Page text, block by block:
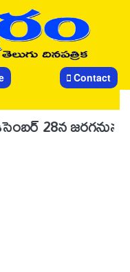
Contact
జరగనున్న